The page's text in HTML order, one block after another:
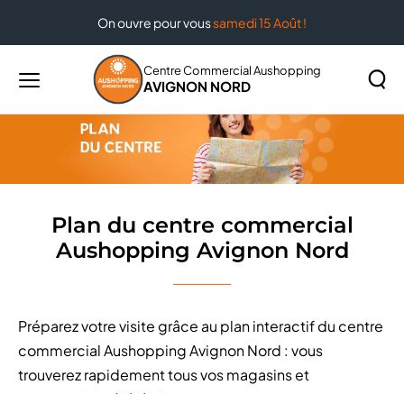
On ouvre pour voussamedi 15 Août !
Menu
principal
Centre Commercial Aushopping
AVIGNON NORD
Rechercher
site
Plan du centre commercial Aushopping Avignon
Plan du centre commercial
Aushopping Avignon Nord
Préparez votre visite grâce au plan interactif du centre
commercial Aushopping Avignon Nord : vous
trouverez rapidement tous vos magasins et